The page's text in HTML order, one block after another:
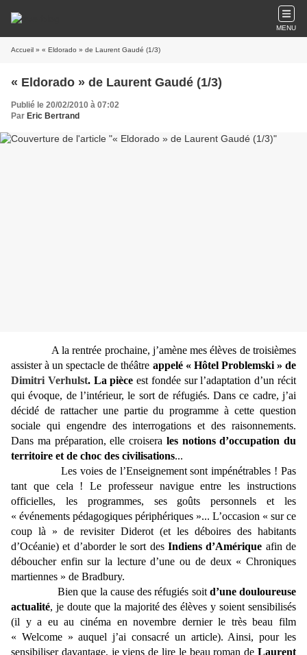
MENU
Accueil » « Eldorado » de Laurent Gaudé (1/3)
« Eldorado » de Laurent Gaudé (1/3)
Publié le 20/02/2010 à 07:02
Par Eric Bertrand
A la rentrée prochaine, j’amène mes élèves de troisièmes
assister à un spectacle de théâtre appelé « Hôtel Problemski » de
Dimitri Verhulst. La pièce est fondée sur l’adaptation d’un récit
qui évoque, de l’intérieur, le sort de réfugiés. Dans ce cadre, j’ai
décidé de rattacher une partie du programme à cette question
sociale qui engendre des interrogations et des raisonnements.
Dans ma préparation, elle croisera les notions d’occupation du
territoire et de choc des civilisations...
Les voies de l’Enseignement sont impénétrables ! Pas
tant que cela ! Le professeur navigue entre les instructions
officielles, les programmes, ses goûts personnels et les
« événements pédagogiques périphériques »... L’occasion « sur ce
coup là » de revisiter Diderot (et les déboires des habitants
d’Océanie) et d’aborder le sort des Indiens d’Amérique afin de
déboucher enfin sur la lecture d’une ou de deux « Chroniques
martiennes » de Bradbury.
Bien que la cause des réfugiés soit d’une douloureuse
actualité, je doute que la majorité des élèves y soient sensibilisés
(il y a eu au cinéma en novembre dernier le très beau film
« Welcome » auquel j’ai consacré un article). Ainsi, pour les
sensibiliser davantage, je viens de lire le beau roman de Laurent